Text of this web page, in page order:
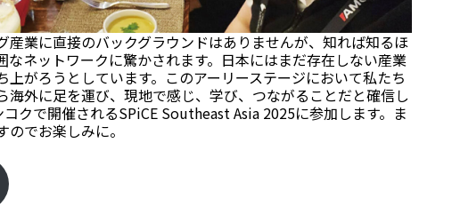
産業に直接のバックグラウンドはありませんが、知れば知るほ
なネットワークに驚かされます。日本にはまだ存在しない産業
上がろうとしています。このアーリーステージにおいて私たち
外に足を運び、現地で感じ、学び、つながることだと確信し
クで開催されるSPiCE Southeast Asia 2025に参加します。ま
でお楽しみに。